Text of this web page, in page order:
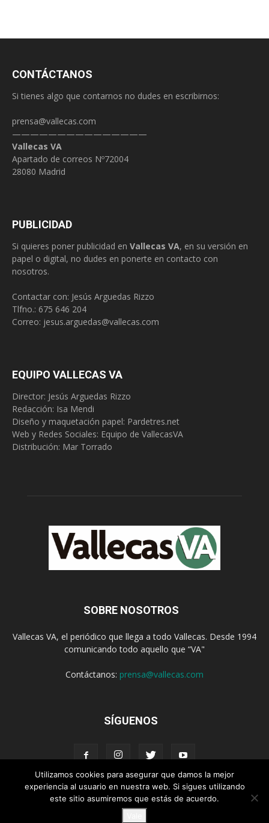
CONTÁCTANOS
Si tienes algo que contarnos no dudes en escribirnos:
prensa@vallecas.com
———————————————
Vallecas VA
Apartado de correos Nº72004
28080 Madrid
PUBLICIDAD
Si quieres poner publicidad en Vallecas VA, en su versión en
papel o digital, no dudes en ponerte en contacto con
nosotros.
Contactar con: Jesús Arguedas Rizzo
Tlfno.: 675 646 204
Correo: jesus.arguedas@vallecas.com
EQUIPO VALLECAS VA
Director: Jesús Arguedas Rizzo
Redacción: Isa Mendi
Diseño y maquetación papel: Pardetres.net
Web y Redes Sociales: Equipo de VallecasVA
Distribución: Mar Torrado
SOBRE NOSOTROS
Vallecas VA, el periódico que llega a todo Vallecas. Desde 1994
comunicando todo aquello que “VA"
Contáctanos: prensa@vallecas.com
SÍGUENOS
Aviso Legal Política de cookies
© Vallecas VA - www.vallecas.com
Utilizamos cookies para asegurar que damos la mejor
experiencia al usuario en nuestra web. Si sigues utilizando
este sitio asumiremos que estás de acuerdo.